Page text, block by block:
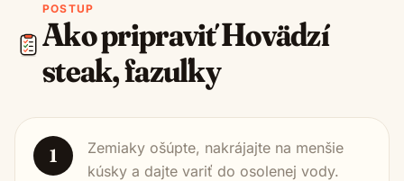
POSTUP
Ako pripraviťHovädzí
steak, fazuľky
1
Zemiaky ošúpte, nakrájajte na menšie
kúsky a dajte variť do osolenej vody.